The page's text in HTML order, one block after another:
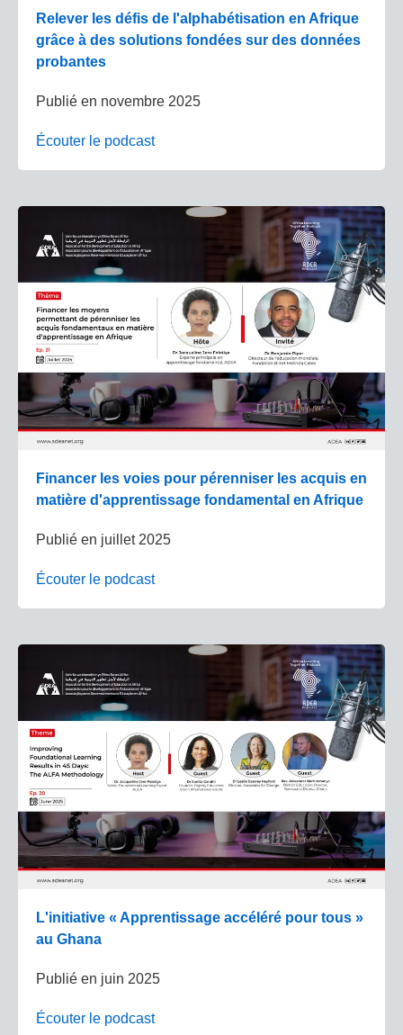
Relever les défis de l'alphabétisation en Afrique
grâce à des solutions fondées sur des données
probantes
Publié en novembre 2025
Écouter le podcast
Financer les voies pour pérenniser les acquis en
matière d'apprentissage fondamental en Afrique
Publié en juillet 2025
Écouter le podcast
L'initiative « Apprentissage accéléré pour tous »
au Ghana
Publié en juin 2025
Écouter le podcast